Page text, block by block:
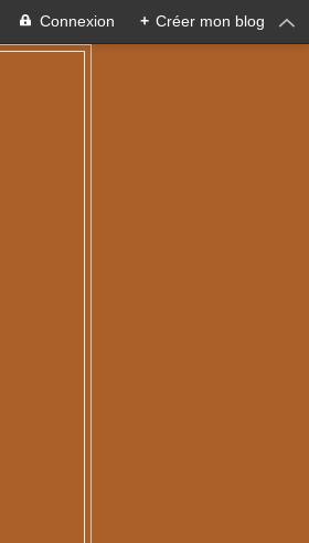
Connexion + Créer mon blog